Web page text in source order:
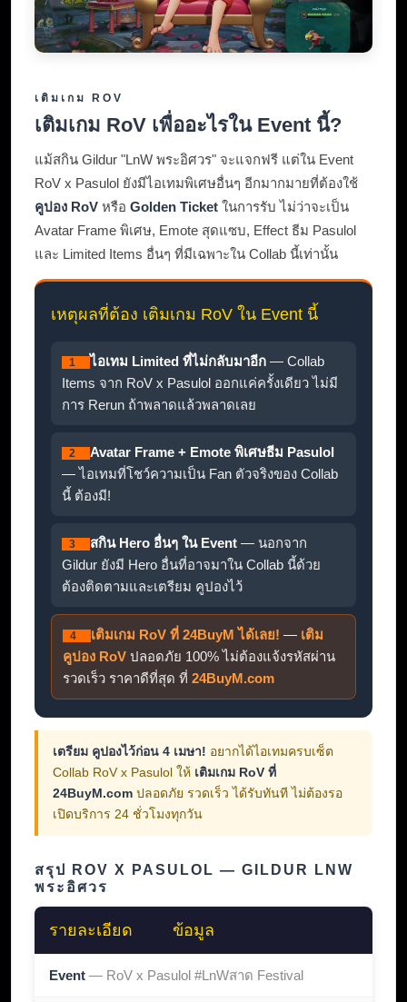
เติมเกม ROV
เติมเกม RoV เพื่ออะไรใน Event นี้?
แม้สกิน Gildur "LnW พระอิศวร" จะแจกฟรี แต่ใน Event
RoV x Pasulol ยังมีไอเทมพิเศษอื่นๆ อีกมากมายที่ต้องใช้
คูปอง RoV หรือ Golden Ticket ในการรับ ไม่ว่าจะเป็น
Avatar Frame พิเศษ, Emote สุดแซบ, Effect ธีม Pasulol
และ Limited Items อื่นๆ ที่มีเฉพาะใน Collab นี้เท่านั้น
เหตุผลที่ต้อง เติมเกม RoV ใน Event นี้
1 ไอเทม Limited ที่ไม่กลับมาอีก — Collab
Items จาก RoV x Pasulol ออกแค่ครั้งเดียว ไม่มี
การ Rerun ถ้าพลาดแล้วพลาดเลย
2
Avatar Frame + Emote พิเศษธีม Pasulol
— ไอเทมที่โชว์ความเป็น Fan ตัวจริงของ Collab
นี้ ต้องมี!
3 สกิน Hero อื่นๆ ใน Event — นอกจาก
Gildur ยังมี Hero อื่นที่อาจมาใน Collab นี้ด้วย
ต้องติดตามและเตรียม คูปองไว้
4 เติมเกม RoV ที่ 24BuyM ได้เลย! — เติม
คูปอง RoV ปลอดภัย 100% ไม่ต้องแจ้งรหัสผ่าน
รวดเร็ว ราคาดีที่สุด ที่ 24BuyM.com
เตรียม คูปองไว้ก่อน 4 เมษา! อยากได้ไอเทมครบเซ็ต
Collab RoV x Pasulol ให้ เติมเกม RoV ที่
24BuyM.com ปลอดภัย รวดเร็ว ได้รับทันที ไม่ต้องรอ
เปิดบริการ 24 ชั่วโมงทุกวัน
สรุป ROV X PASULOL — GILDUR LNW
พระอิศวร
รายละเอียด ข้อมูล
Event — RoV x Pasulol #LnWสาด Festival